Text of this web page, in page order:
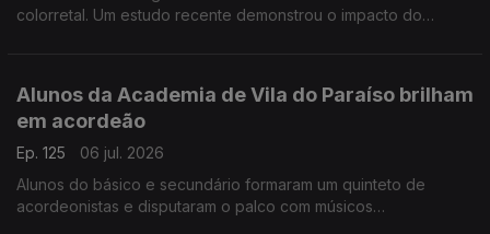
colorretal. Um estudo recente demonstrou o impacto do
Alunos da Academia de Vila do Paraíso brilham
em acordeão
Ep. 125
06 jul. 2026
Alunos do básico e secundário formaram um quinteto de
acordeonistas e disputaram o palco com músicos